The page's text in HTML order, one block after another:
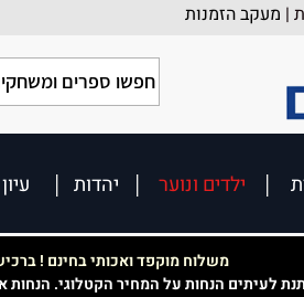
| מעקב הזמנות
ילדים ונוער יהדות עיון
משלוח מוקפד ואכותי בחינם !
לעיתים הנחות על המחיר הקטלוגי.